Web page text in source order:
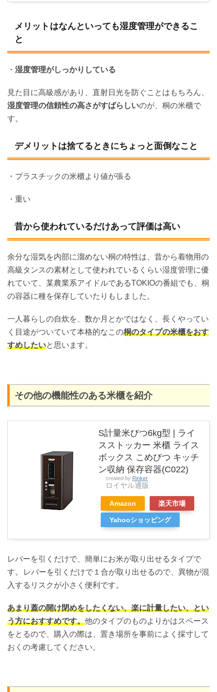
メリット はなんといっても湿度管理ができるこ
と
・ 湿度管理がしっかりしている
見た目に高級感があり、直射日光を防ぐことはもちろん、
湿度管理の信頼性の高さがすばらしいのが、桐の米櫃で
す。
デメリットは捨てるときにちょっと面倒なこと
・プラスチックの米櫃より値が張る
・重い
昔から使われているだけあって評価は高い
余分な湿気を内部に溜めない桐の特性は、昔から着物用の
高級タンスの素材として使われているくらい湿度管理に優
れていて、某農業系アイドルであるTOKIOの番組でも、桐
の容器に種を保存していたりもしました。
一人暮らしの自炊を、数か月とかではなく、長くやってい
く目途がついていて本格的なこの桐のタイプの米櫃をおす
すめしたいと思います。
その他の機能性のある米櫃を紹介
S計量米びつ6kg型 | ライ
スストッカー 米櫃 ライス
ボックス こめびつ キッチ
ン収納 保存容器(C022)
created by Rinker
ロイヤル通販
Amazon 楽天市場
Yahooショッピング
レバーを引くだけで、簡単にお米が取り出せるタイプで
す。
レバーを引くだけで１合が取り出せるので、異物が混
入するリスクが小さく便利です。
あまり蓋の開け閉めをしたくない、楽に計量したい、とい
う方におすすめです。他のタイプのものよりかはスペース
をとるので、購入の際は、置き場所を事前によく採寸して
おくの考慮してください。